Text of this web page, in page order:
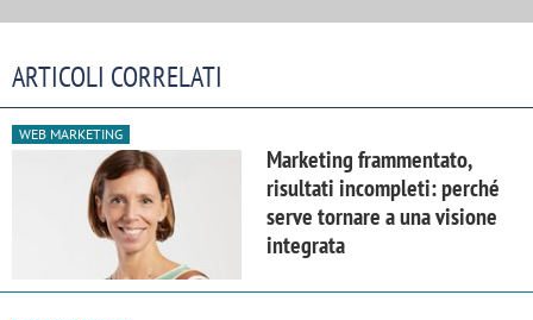
ARTICOLI CORRELATI
WEB MARKETING
Marketing frammentato,
risultati incompleti: perché
serve tornare a una visione
integrata